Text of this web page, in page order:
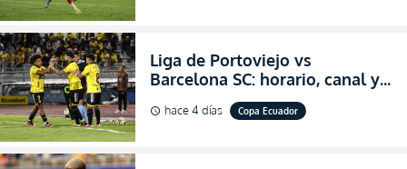
Liga de Portoviejo vs
Barcelona SC: horario, canal y
dónde ver EN VIVO los octavos
de final de la Copa Ecuador
schedule hace 4 días Copa Ecuador